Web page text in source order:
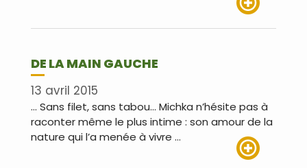
DE LA MAIN GAUCHE
13 avril 2015
… Sans filet, sans tabou… Michka n’hésite pas à
raconter même le plus intime : son amour de la
nature qui l’a menée à vivre …